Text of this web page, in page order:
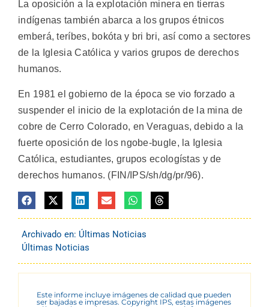
La oposición a la explotación minera en tierras
indígenas también abarca a los grupos étnicos
emberá, teríbes, bokóta y bri bri, así como a sectores
de la Iglesia Católica y varios grupos de derechos
humanos.
En 1981 el gobierno de la época se vio forzado a
suspender el inicio de la explotación de la mina de
cobre de Cerro Colorado, en Veraguas, debido a la
fuerte oposición de los ngobe-bugle, la Iglesia
Católica, estudiantes, grupos ecologístas y de
derechos humanos. (FIN/IPS/sh/dg/pr/96).
Archivado en: Últimas Noticias
Últimas Noticias
Este informe incluye imágenes de calidad que pueden
ser bajadas e impresas. Copyright IPS, estas imágenes